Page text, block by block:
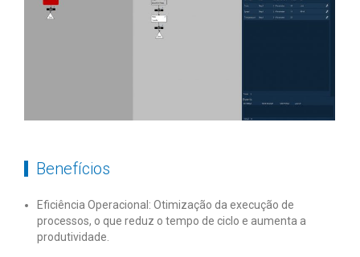
Benefícios
Eficiência Operacional: Otimização da execução de
processos, o que reduz o tempo de ciclo e aumenta a
produtividade.